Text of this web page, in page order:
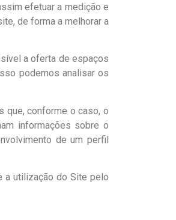
efetuar a medição e
de forma a melhorar a
a oferta de espaços
podemos analisar os
que, conforme o caso, o
informações sobre o
de um perfil
a utilização do Site pelo